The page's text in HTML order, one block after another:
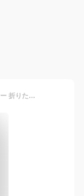
ドライヤー 軽量 小型 コンパクト ヘアドライヤー 折りたたみ 収納 250g 800W 3段階調整 57℃恒温 過熱保護 低噪音 静音 軽い シンプル 旅行 出張 一年保証 PSE認証